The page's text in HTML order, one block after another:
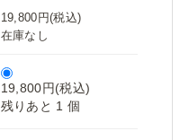
19,800円(税込)
在庫なし
19,800円(税込)
残りあと 1 個